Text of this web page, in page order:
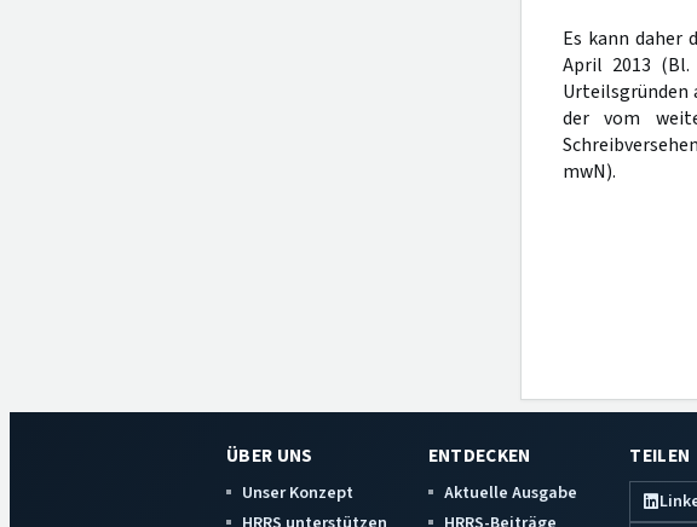
Es kann daher
April 2013
Urteilsgründen
der vom
mwN).
ÜBER UNS
Unser Konzept
ENTDECKEN
Aktuelle Ausgabe
TEILEN